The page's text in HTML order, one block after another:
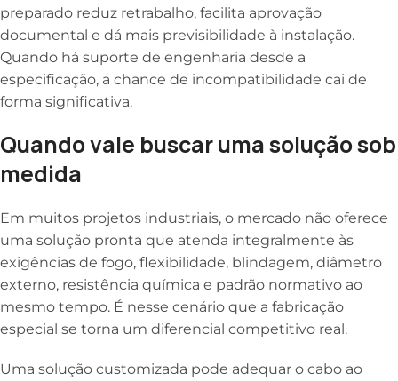
preparado reduz retrabalho, facilita aprovação
documental e dá mais previsibilidade à instalação.
Quando há suporte de engenharia desde a
especificação, a chance de incompatibilidade cai de
forma significativa.
Quando vale buscar uma solução sob
medida
Em muitos projetos industriais, o mercado não oferece
uma solução pronta que atenda integralmente às
exigências de fogo, flexibilidade, blindagem, diâmetro
externo, resistência química e padrão normativo ao
mesmo tempo. É nesse cenário que a fabricação
especial se torna um diferencial competitivo real.
Uma solução customizada pode adequar o cabo ao